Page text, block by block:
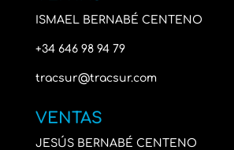
ISMAEL BERNABÉ CENTENO
+34 646 98 94 79
tracsur@tracsur.com
VENTAS
JESÚS BERNABÉ CENTENO